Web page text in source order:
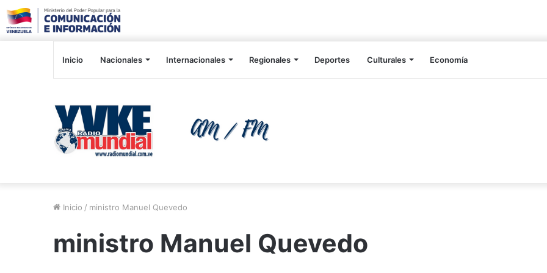
Inicio Nacionales Internacionales Regionales Deportes Culturales Economía
Inicio / ministro Manuel Quevedo
ministro Manuel Quevedo